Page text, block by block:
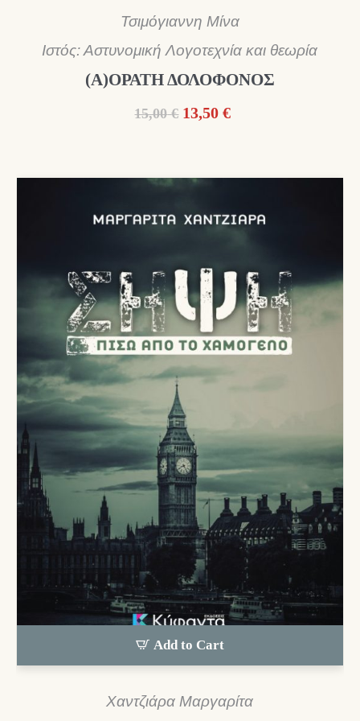
Τσιμόγιαννη Μίνα
Ιστός: Αστυνομική Λογοτεχνία και θεωρία
(Α)ΟΡΑΤΗ ΔΟΛΟΦΟΝΟΣ
15,00 € Original
15,00 €.
13,50 €Η
είναι:
Add to Cart
Χαντζιάρα Μαργαρίτα